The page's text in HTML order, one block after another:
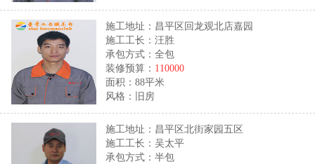
施工地址：昌平区回龙观北店嘉园
施工工长：汪胜
承包方式：全包
装修预算： 110000
面积：88平米
风格：旧房
施工地址：昌平区北街家园五区
施工工长：吴太平
承包方式：半包